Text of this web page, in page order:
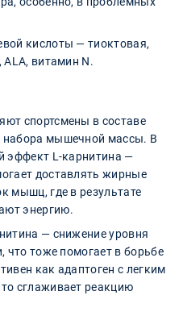
кислоты — тиоктовая,
ALA, витамин N.
спортсмены в составе
набора мышечной массы. В
эффект L-карнитина —
доставлять жирные
мышц, где в результате
энергию.
— снижение уровня
что тоже помогает в борьбе
как адаптоген с легким
сглаживает реакцию